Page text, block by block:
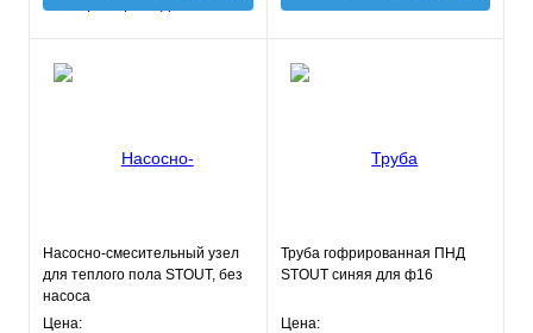
Насосно-смесительный узел
для теплого пола STOUT, без
насоса
Цена:
Труба гофрированная ПНД
STOUT синяя для ф16
Цена: